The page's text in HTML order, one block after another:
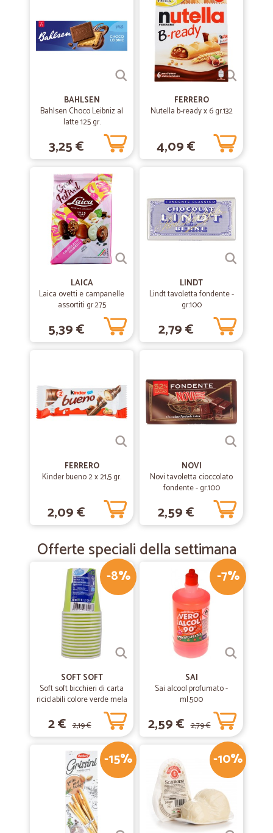
Ampia scelta di prodotti. Puntuali ed affidabili nelle consegne. Mai
avuto problemi. Tutto OK! BRAVI!
BAHLSEN
Bahlsen Choco Leibniz al
latte 125 gr.
3,25 €
FERRERO
Nutella b-ready x 6 gr.132
4,09 €
LAICA
Laica ovetti e campanelle
assortiti gr.275
5,39 €
LINDT
Lindt tavoletta fondente -
gr.100
2,79 €
FERRERO
Kinder bueno 2 x 21,5 gr.
2,09 €
NOVI
Novi tavoletta cioccolato
fondente - gr.100
2,59 €
Offerte speciali della settimana
-8%
SOFT SOFT
Soft soft bicchieri di carta
riciclabili colore verde mela
2 € 2,19 €
-7%
SAI
Sai alcool profumato -
ml.500
2,59 € 2,79 €
-15% -10%